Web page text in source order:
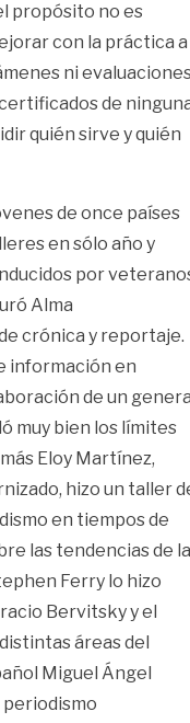
propósito no es
con la práctica a
ni
de
quién sirve y quién
de once países
en sólo año y
por
Alma
crónica y reportaje.
información en
de un
muy bien los límites
Eloy Martínez,
hizo un taller
en tiempos de
las tendencias de la
Ferry lo hizo
Bervitsky y el
áreas del
Miguel Ángel
periodismo